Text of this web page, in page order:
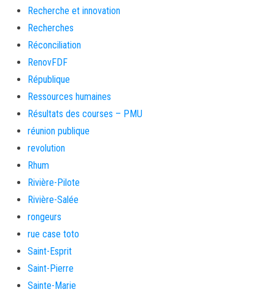
Recherche et innovation
Recherches
Réconciliation
RenovFDF
République
Ressources humaines
Résultats des courses – PMU
réunion publique
revolution
Rhum
Rivière-Pilote
Rivière-Salée
rongeurs
rue case toto
Saint-Esprit
Saint-Pierre
Sainte-Marie